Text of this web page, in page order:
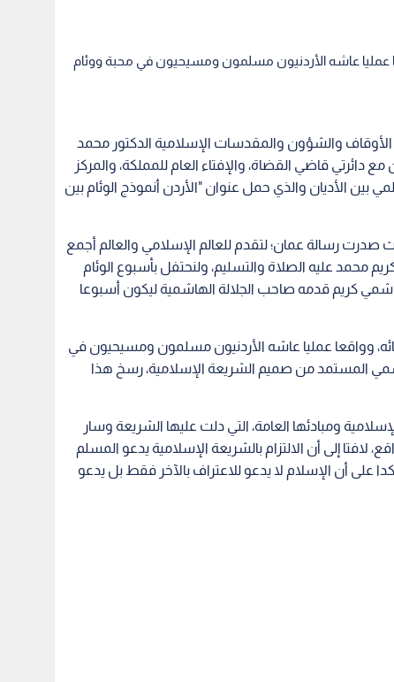
عمليا عاشه الأردنيون مسلمون ومسيحيون في محبة ووئام
الأوقاف والشؤون والمقدسات الإسلامية الدكتور محمد
مع دائرتي قاضي القضاة، والإفتاء العام للمملكة، والمركز
بين الأديان والذي حمل عنوان "الأردن أنموذج الوئام بين
صدرت رسالة عمان؛ لتقدم للعالم الإسلامي والعالم أجمع
محمد عليه الصلاة والتسليم، ولنحتفل بأسبوع الوئام
كريم قدمه صاحب الجلالة الهاشمية ليكون أسبوعا
وواقعا عمليا عاشه الأردنيون مسلمون ومسيحيون في
المستمد من صميم الشريعة الإسلامية، رسخ هذا
ومبادئها العامة، التي دلت عليها الشريعة وسار
لافتا إلى أن الالتزام بالشريعة الإسلامية يدعو المسلم
على أن الإسلام لا يدعو للاعتراف بالآخر فقط بل يدعو